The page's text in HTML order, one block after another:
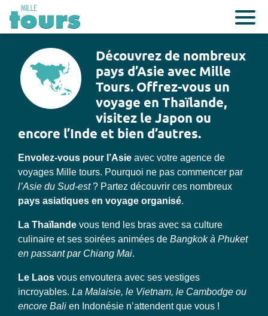
Découvrez de nombreux
pays d’Asie avec Mille
Tours. Offrez-vous un
voyage en Thaïlande,
visitez le Japon ou
encore l’Inde et bien d’autres.
Envolez-vous pour l’Asie avec votre agence de
voyages Mille tours. Pourquoi ne pas commencer par
l’Asie du Sud-est? Partez découvrir ces nombreux
pays asiatiques en voyage organisé.
La Thaïlande vous tend les bras avec sa culture
culinaire et ses soirées animées de Bangkok à Phuket
en passant par Chiang Mai.
Le Laos vous envoutera avec ses vestiges
incroyables. La Malaisie, le Vietnam, le Cambodge ou
encore Bali en Indonésie n’attendent que vous !